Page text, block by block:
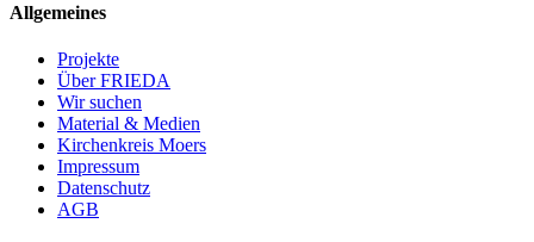
Allgemeines
Projekte
Über FRIEDA
Wir suchen
Material & Medien
Kirchenkreis Moers
Impressum
Datenschutz
AGB